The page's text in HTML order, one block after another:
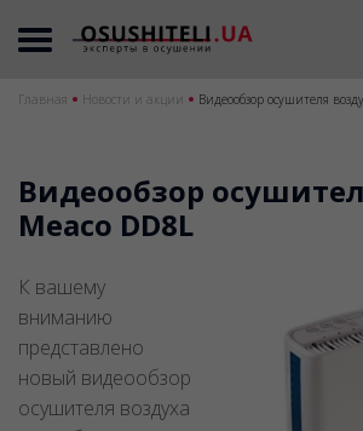
Главная Новости и акции Видеообзор осушителя
Видеообзор
Meaco DD8L
К вашему
вниманию
представлено
новый видеообзор
осушителя воздуха